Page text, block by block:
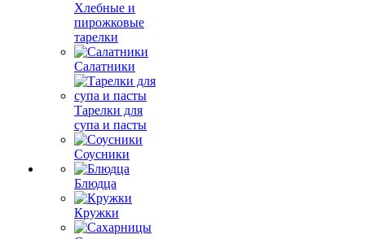
Хлебные и
пирожковые
тарелки
Салатники
Тарелки для
супа и пасты
Соусники
Блюдца
Кружки